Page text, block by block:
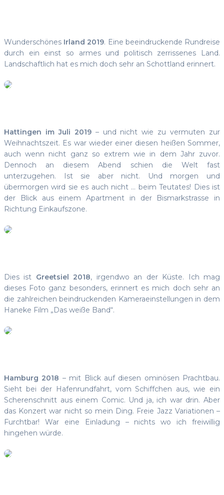
Wunderschönes Irland 2019. Eine beeindruckende Rundreise
durch ein einst so armes und politisch zerrissenes Land.
Landschaftlich hat es mich doch sehr an Schottland erinnert.
Hattingen im Juli 2019– und nicht wie zu vermuten zur
Weihnachtszeit. Es war wieder einer diesen heißen Sommer,
auch wenn nicht ganz so extrem wie in dem Jahr zuvor.
Dennoch an diesem Abend schien die Welt fast
unterzugehen. Ist sie aber nicht. Und morgen und
übermorgen wird sie es auch nicht … beim Teutates! Dies ist
der Blick aus einem Apartment in der Bismarkstrasse in
Richtung Einkaufszone.
Dies ist Greetsiel 2018, irgendwo an der Küste. Ich mag
dieses Foto ganz besonders, erinnert es mich doch sehr an
die zahlreichen beindruckenden Kameraeinstellungen in dem
Haneke Film „Das weiße Band“.
Hamburg 2018 – mit Blick auf diesen ominösen Prachtbau.
Sieht bei der Hafenrundfahrt, vom Schiffchen aus, wie ein
Scherenschnitt aus einem Comic. Und ja, ich war drin. Aber
das Konzert war nicht so mein Ding. Freie Jazz Variationen –
Furchtbar! War eine Einladung – nichts wo ich freiwillig
hingehen würde.